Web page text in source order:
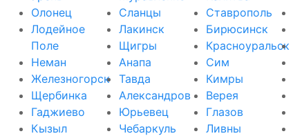
Олонец
Лодейное
Поле
Неман
Железногорск
Щербинка
Гаджиево
Кызыл
Сланцы
Лакинск
Щигры
Анапа
Тавда
Александров
Юрьевец
Чебаркуль
Ставрополь
Бирюсинск
Красноуральск
Сим
Кимры
Верея
Глазов
Ливны